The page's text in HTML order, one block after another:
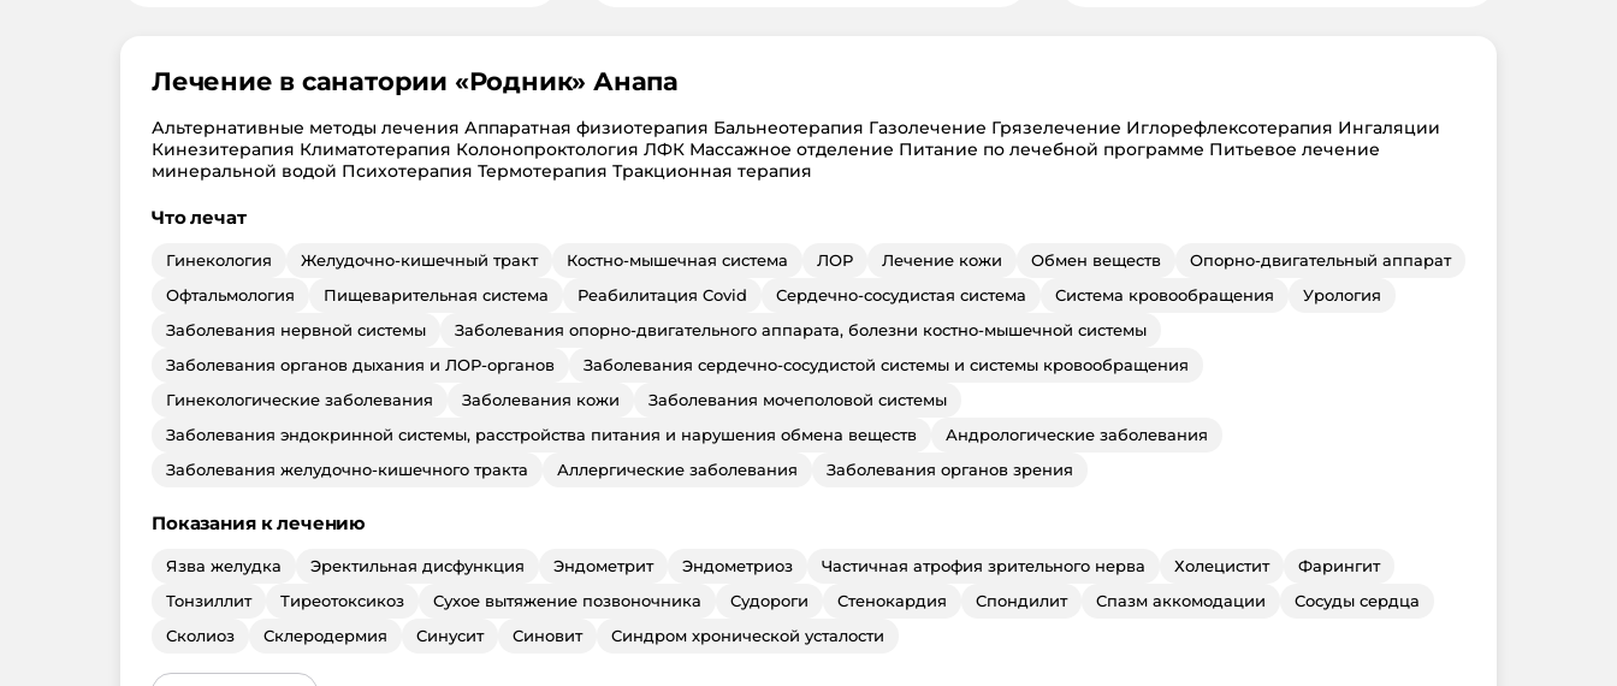
Лечение в санатории «Родник» Анапа
Альтернативные методы лечения Аппаратная физиотерапия Бальнеотерапия Газолечение Грязелечение Иглорефлексотерапия Ингаляции
Кинезитерапия Климатотерапия Колонопроктология ЛФК Массажное отделение Питание по лечебной программе Питьевое лечение
минеральной водой Психотерапия Термотерапия Тракционная терапия
Что лечат
Гинекология Желудочно-кишечный тракт Костно-мышечная система ЛОР Лечение кожи Обмен веществ
Опорно-двигательный аппарат
Офтальмология
Пищеварительная система Реабилитация Covid Сердечно-сосудистая система Система кровообращения
Урология
Заболевания нервной системы
Заболевания опорно-двигательного аппарата, болезни костно-мышечной системы
Заболевания органов дыхания и ЛОР-органов
Заболевания сердечно-сосудистой системы и системы кровообращения
Гинекологические заболевания
Заболевания кожи
Заболевания мочеполовой системы
Заболевания эндокринной системы, расстройства питания и нарушения обмена веществ
Андрологические заболевания
Заболевания желудочно-кишечного тракта
Аллергические заболевания Заболевания органов зрения
Показания к лечению
Язва желудка Эректильная дисфункция Эндометрит Эндометриоз Частичная атрофия зрительного нерва Холецистит
Фарингит
Тонзиллит
Тиреотоксикоз Сухое вытяжение позвоночника Судороги Стенокардия Спондилит Спазм аккомодации
Сосуды сердца
Сколиоз
Склеродермия Синусит Синовит Синдром хронической усталости